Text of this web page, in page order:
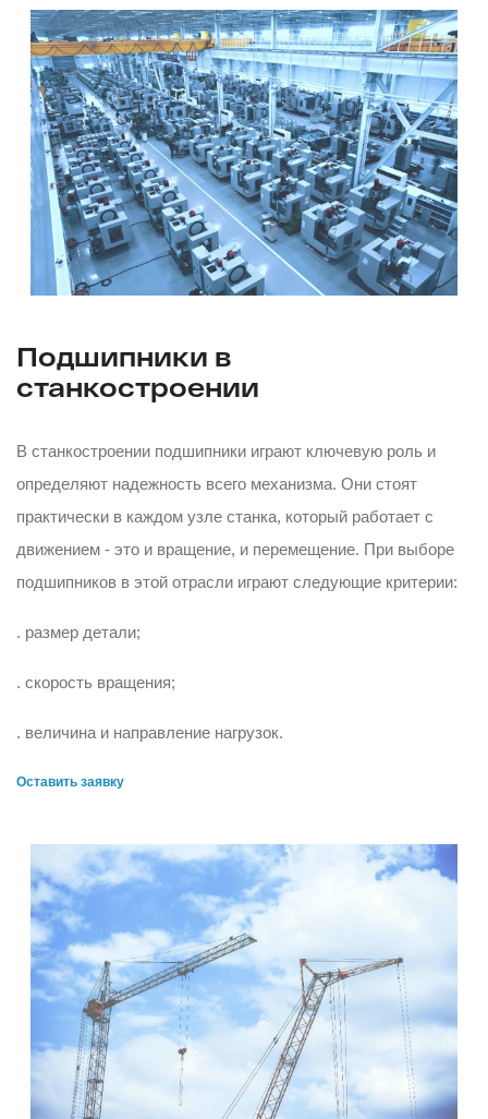
Подшипники в
станкостроении
В станкостроении подшипники играют ключевую роль и
определяют надежность всего механизма. Они стоят
практически в каждом узле станка, который работает с
движением - это и вращение, и перемещение. При выборе
подшипников в этой отрасли играют следующие критерии:
. размер детали;
. скорость вращения;
. величина и направление нагрузок.
Оставить заявку